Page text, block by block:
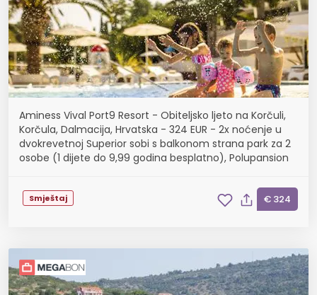
Aminess Vival Port9 Resort - Obiteljsko ljeto na Korčuli,
Korčula, Dalmacija, Hrvatska - 324 EUR - 2x noćenje u
dvokrevetnoj Superior sobi s balkonom strana park za 2
osobe (1 dijete do 9,99 godina besplatno), Polupansion
Smještaj € 324